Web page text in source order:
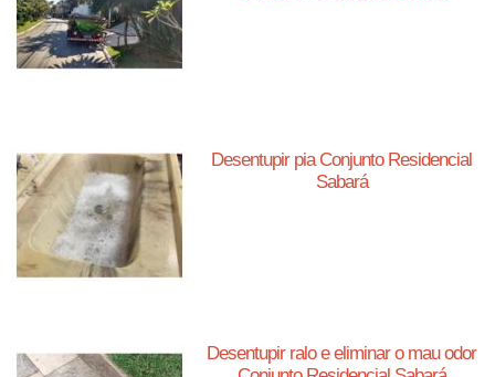
Desentupir pia Conjunto Residencial
Sabará
Desentupir ralo e eliminar o mau odor